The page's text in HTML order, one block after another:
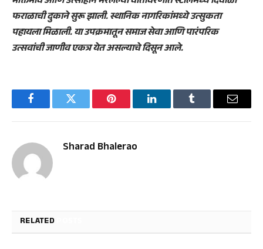
फराळाची दुकाने सुरू झाली. स्थानिक नागरिकांमध्ये उत्सुकता
पहायला मिळाली. या उपक्रमातून समाज सेवा आणि पारंपरिक
उत्सवांची जाणीव एकत्र येत असल्याचे दिसून आले.
FacebookTwitter Pinterest LinkedInTumblr Email
Sharad Bhalerao
RELATED